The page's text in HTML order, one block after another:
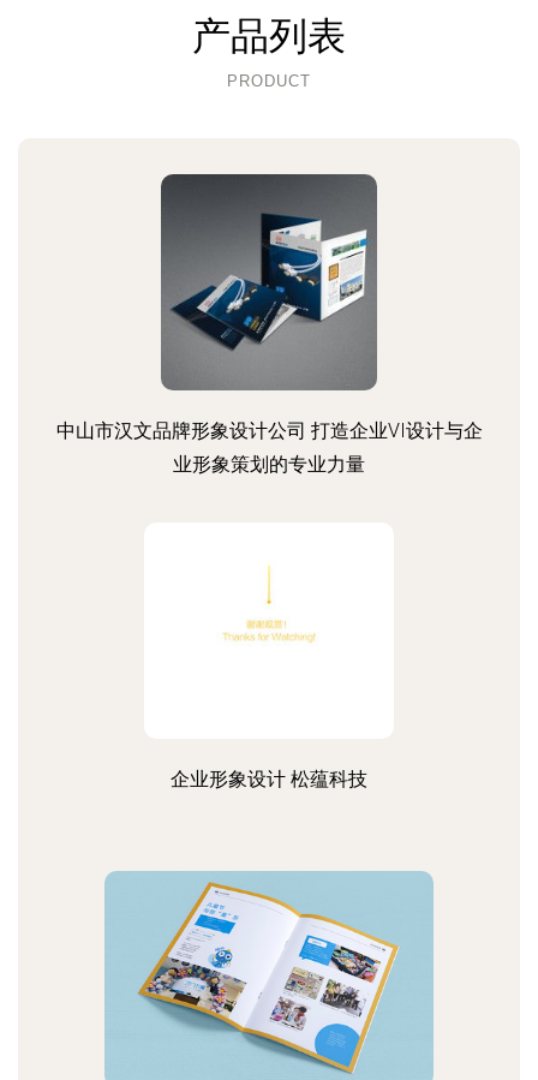
产品列表
PRODUCT
中山市汉文品牌形象设计公司 打造企业VI设计与企
业形象策划的专业力量
企业形象设计 松蕴科技